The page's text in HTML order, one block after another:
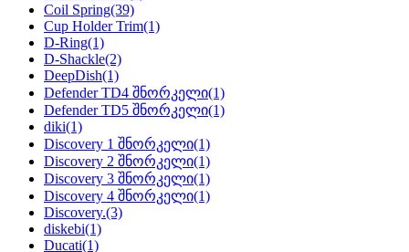
Coil Spring(39)
Cup Holder Trim(1)
D-Ring(1)
D-Shackle(2)
DeepDish(1)
Defender TD4 შნორკელი(1)
Defender TD5 შნორკელი(1)
diki(1)
Discovery 1 შნორკელი(1)
Discovery 2 შნორკელი(1)
Discovery 3 შნორკელი(1)
Discovery 4 შნორკელი(1)
Discovery.(3)
diskebi(1)
Ducati(1)